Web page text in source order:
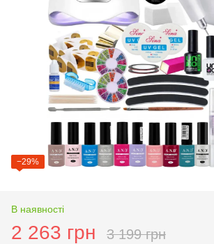
−29%
В наявності
2 263 грн 3 199 грн